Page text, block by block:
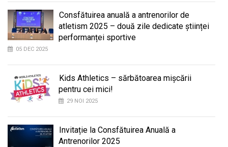
Consfătuirea anuală a antrenorilor de
atletism 2025 – două zile dedicate științei
performanței sportive
05 DEC 2025
Kids Athletics – sărbătoarea mișcării
pentru cei mici!
29 NOI 2025
Invitație la Consfătuirea Anuală a
Antrenorilor 2025